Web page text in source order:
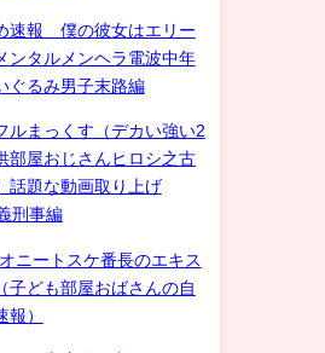
速報 僕の彼女はエリー
ンタルメンヘラ電波中年
ぐるみ男子末路編
ルまっくす（デカい強い2
部屋おじさんヒロシ之古
話題な動画取り上げ
刑事編
ニートスケ番長のエキス
子ども部屋おばさんの自
）